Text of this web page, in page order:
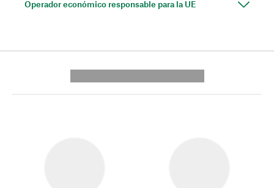
Operador económico responsable para la UE